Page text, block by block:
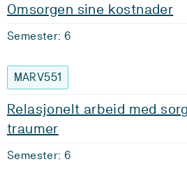
Omsorgen sine kostnader
Semester: 6
MARV551
Relasjonelt arbeid med
traumer
Semester: 6